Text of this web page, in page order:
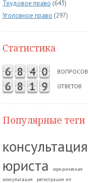
Трудовое право (643)
Уголовное право (297)
Статистика
6 8 4 0 ВОПРОСОВ
6 8 1 9 ОТВЕТОВ
Популярные теги
консультация
юриста
юридическая
консультация
регистрация ип